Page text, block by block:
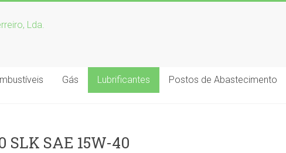
Gás Lubrificantes Postos de Abastecimento
SAE 15W-40